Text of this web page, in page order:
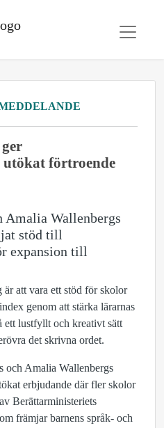
förtroende
Amalia Wallenbergs
stöd till
expansion till
är att vara ett stöd för skolor
genom att stärka lärarnas
ett lustfyllt och kreativt sätt
det skrivna ordet.
och Amalia Wallenbergs
erbjudande där fler skolor
Berättarministeriets
främjar barnens språk- och